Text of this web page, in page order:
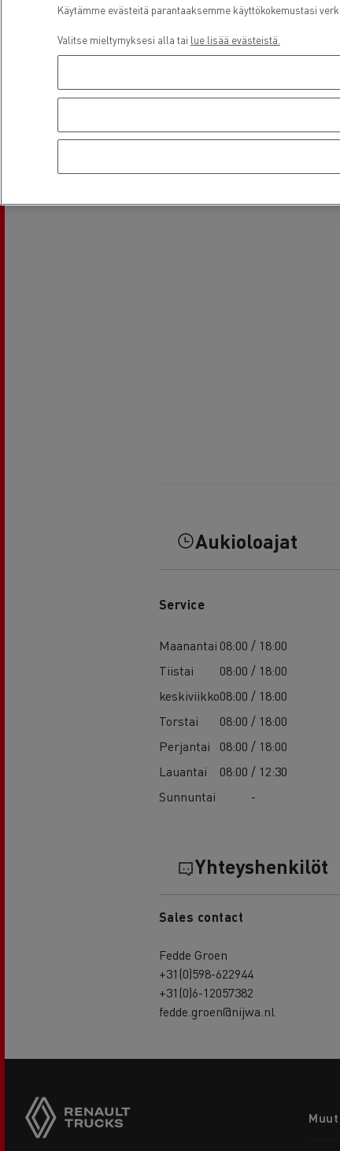
Pakettiautohuolto
Aukioloajat
Service
Maanantai 08:00 / 18:00
Tiistai
08:00 / 18:00
keskiviikko08:00 / 18:00
Torstai
08:00 / 18:00
Perjantai
08:00 / 18:00
Lauantai
08:00 / 12:30
Sunnuntai
-
Yhteyshenkilöt
Sales contact
Fedde Groen
+31(0)598-622944
+31(0)6-12057382
fedde.groen@nijwa.nl
menu
Käytämme evästeitä parantaaksemme käyttökokemustasi
Valitse mieltymyksesi alla tai lue lisää evästeistä.